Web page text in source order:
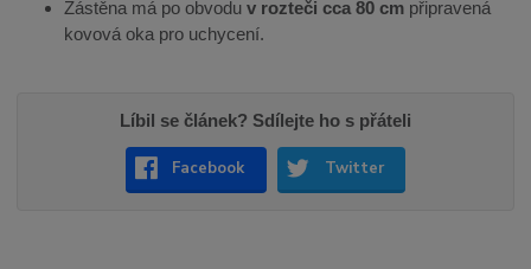
Zástěna má po obvoduv rozteči cca 80 cm připravená
kovová oka pro uchycení.
Líbil se článek? Sdílejte ho s přáteli
Facebook Twitter